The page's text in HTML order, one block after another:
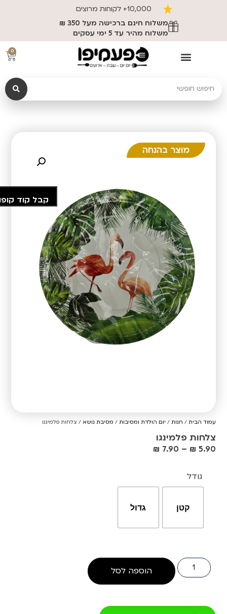
10,000+ לקוחות מרוצים
משלוח חינם ברכישה מעל 350 ₪
משלוח מהיר עד 5 ימי עסקים
0
מוצר בהנחה
עמוד הבית / חנות / יום הולדת ומסיבות / מסיבת נושא / צלחות פלמינגו
צלחות פלמינגו
₪ 5.90
–
₪ 7.90
גודל
קטן גדול
הוספה לסל
קבל קוד